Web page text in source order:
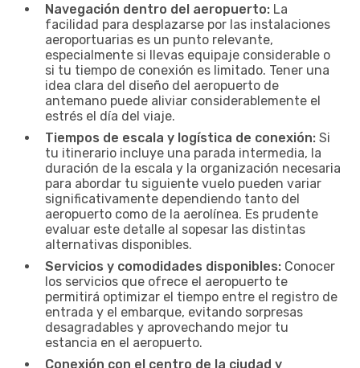
Navegación dentro del aeropuerto: La
facilidad para desplazarse por las instalaciones
aeroportuarias es un punto relevante,
especialmente si llevas equipaje considerable o
si tu tiempo de conexión es limitado. Tener una
idea clara del diseño del aeropuerto de
antemano puede aliviar considerablemente el
estrés el día del viaje.
Tiempos de escala y logística de conexión: Si
tu itinerario incluye una parada intermedia, la
duración de la escala y la organización necesaria
para abordar tu siguiente vuelo pueden variar
significativamente dependiendo tanto del
aeropuerto como de la aerolínea. Es prudente
evaluar este detalle al sopesar las distintas
alternativas disponibles.
Servicios y comodidades disponibles: Conocer
los servicios que ofrece el aeropuerto te
permitirá optimizar el tiempo entre el registro de
entrada y el embarque, evitando sorpresas
desagradables y aprovechando mejor tu
estancia en el aeropuerto.
Conexión con el centro de la ciudad y